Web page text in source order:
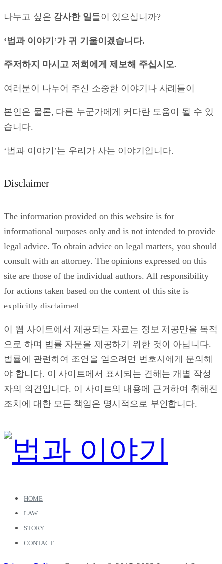
나누고 싶은 감사한 일들이 있으십니까?
‘법과 이야기 ’가 귀 기울이겠습니다.
주저하지 마시고 저희에게 제보해 주십시오.
여러분이 나누어 주신 소중한 이야기나 사례들이
본인은 물론, 다른 누군가에게 커다란 도움이 될 수 있
습니다.
‘법과 이야기’는 우리가 사는 이야기입니다.
Disclaimer
The information provided on this website is for
informational purposes only and is not intended to provide
legal advice. To obtain advice on legal matters, you should
consult with an attorney. The opinions expressed on this
site are those of the individual authors. All responsibility
for actions taken based on the content of this site is
explicitly disclaimed.
이 웹 사이트에서 제공되는 자료는 정보 제공만을 목적
으로 하며 법률 자문을 제공하기 위한 것이 아닙니다.
법률에 관련하여 조언을 얻으려면 변호사에게 문의해
야 합니다. 이 사이트에서 표시되는 견해는 개별 작성
자의 의견입니다. 이 사이트의 내용에 근거하여 취해진
조치에 대한 모든 책임은 명시적으로 부인합니다.
HOME
LAW
STORY
CONTACT